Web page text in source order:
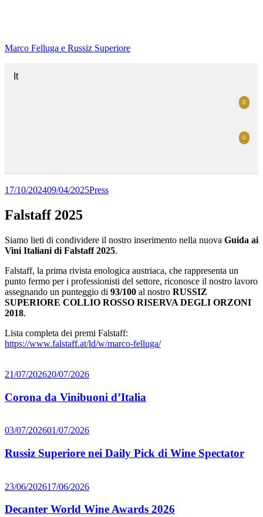
Marco Felluga e Russiz Superiore
It
0
0
17/10/202409/04/2025Press
Falstaff 2025
Siamo lieti di condividere il nostro inserimento nella nuova Guida ai
Vini Italiani di Falstaff 2025.
Falstaff, la prima rivista enologica austriaca, che rappresenta un
punto fermo per i professionisti del settore, riconosce il nostro lavoro
assegnando un punteggio di 93/100 al nostro RUSSIZ
SUPERIORE COLLIO ROSSO RISERVA DEGLI ORZONI
2018.
Lista completa dei premi Falstaff:
https://www.falstaff.at/ld/w/marco-felluga/
21/07/202620/07/2026
Corona da Vinibuoni d’Italia
03/07/202601/07/2026
Russiz Superiore nei Daily Pick di Wine Spectator
23/06/202617/06/2026
Decanter World Wine Awards 2026